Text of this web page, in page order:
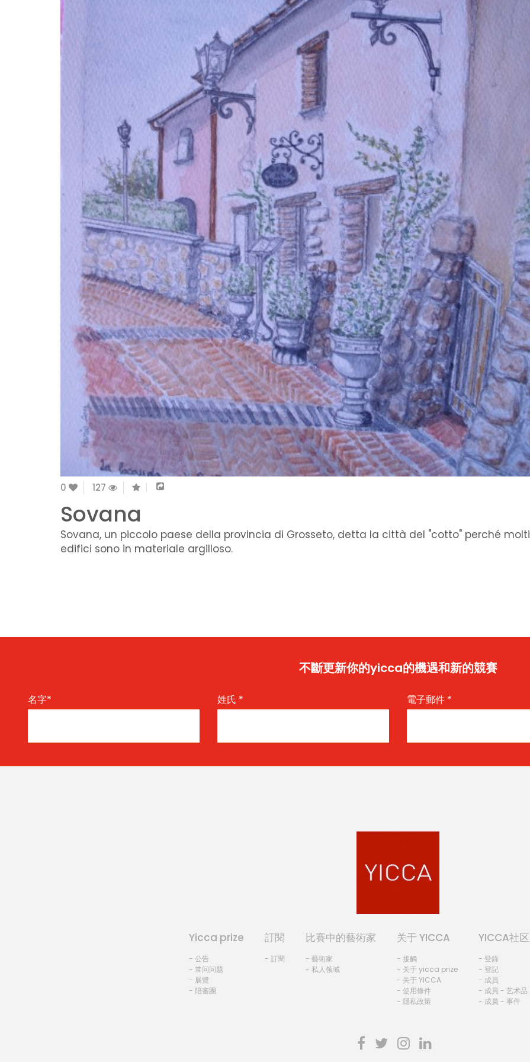
0 127
Sovana
Sovana, un piccolo paese della provincia di Grosseto, detta la città del "cotto" perché molti
edifici sono in materiale argilloso.
不斷更新你的yicca的機遇和新的競賽
名字* 姓氏 * 電子郵件 *
Yicca prize
- 公告
- 常问问题
- 展覽
- 陪審團
訂閱
- 訂閱
比賽中的藝術家
- 藝術家
- 私人领域
关于 YICCA
- 接觸
- 关于 yicca prize
- 关于 YICCA
- 使用條件
- 隱私政策
YICCA社区
- 登錄
- 登記
- 成員
- 成員 - 艺术品
- 成員 - 事件